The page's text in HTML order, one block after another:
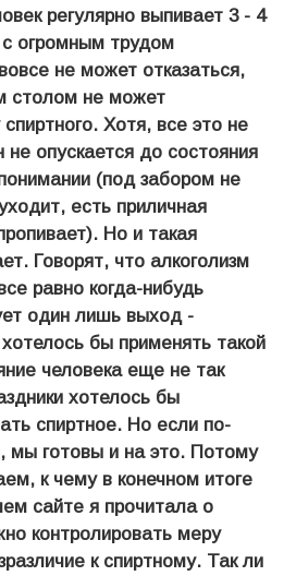
регулярно выпивает 3 - 4
огромным трудом
не может отказаться,
столом не может
Хотя, все это не
опускается до состояния
(под забором не
есть приличная
Но и такая
Говорят, что алкоголизм
равно когда-нибудь
один лишь выход -
бы применять такой
человека еще не так
хотелось бы
спиртное. Но если по-
мы готовы и на это. Потому
к чему в конечном итоге
сайте я прочитала о
контролировать меру
к спиртному. Так ли